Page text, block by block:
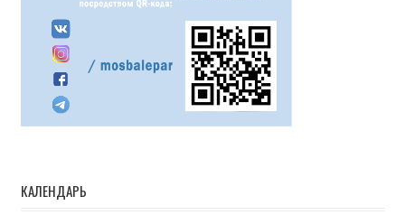
КАЛЕНДАРЬ